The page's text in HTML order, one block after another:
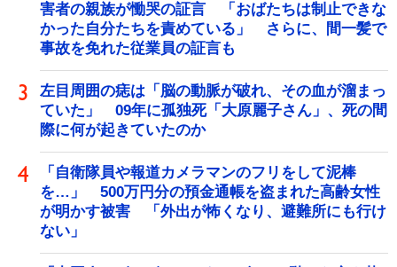
害者の親族が慟哭の証言 「おばたちは制止できな
かった自分たちを責めている」 さらに、間一髪で
事故を免れた従業員の証言も
左目周囲の痣は「脳の動脈が破れ、その血が溜まっ
ていた」 09年に孤独死「大原麗子さん」、死の間
際に何が起きていたのか
「自衛隊員や報道カメラマンのフリをして泥棒
を…」 500万円分の預金通帳を盗まれた高齢女性
が明かす被害 「外出が怖くなり、避難所にも行け
ない」